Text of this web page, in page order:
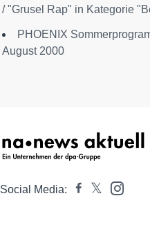
/ "Grusel Rap" in Kategorie
PHOENIX
August 2000
Social Media: